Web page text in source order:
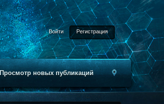
Войти Регистрация
Просмотр новых публикаций